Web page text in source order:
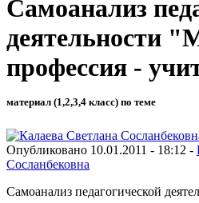
Самоанализ
деятельности
профессия -
материал (1,2,3,4 класс) по теме
Опубликовано 10.01.2011 - 18:12 -
Сосланбековна
Самоанализ педагогической